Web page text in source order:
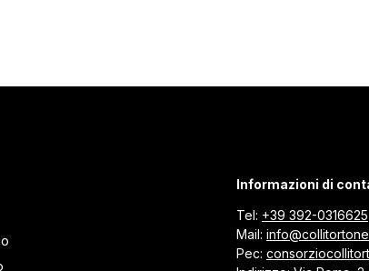
Informazioni di
Tel: +39 392-0316625
Mail:
Pec: